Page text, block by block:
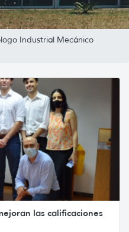
Industrial Mecánico
las calificaciones